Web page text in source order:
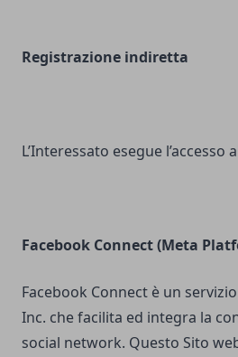
Registrazione indiretta
L’Interessato esegue
Facebook Connect (Meta
Facebook Connect è un
Inc. che facilita ed integra la
social network. Questo Sito